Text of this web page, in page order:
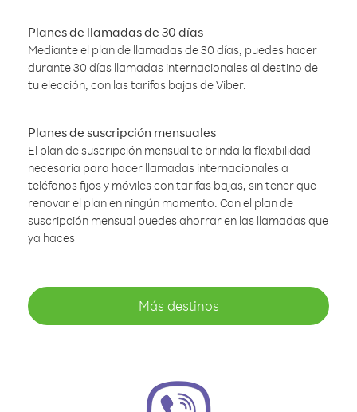
Planes de llamadas de 30 días
Mediante el plan de llamadas de 30 días, puedes hacer
durante 30 días llamadas internacionales al destino de
tu elección, con las tarifas bajas de Viber.
Planes de suscripción mensuales
El plan de suscripción mensual te brinda la flexibilidad
necesaria para hacer llamadas internacionales a
teléfonos fijos y móviles con tarifas bajas, sin tener que
renovar el plan en ningún momento. Con el plan de
suscripción mensual puedes ahorrar en las llamadas que
ya haces
Más destinos